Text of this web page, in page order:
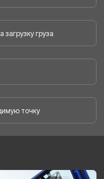
груза
точку